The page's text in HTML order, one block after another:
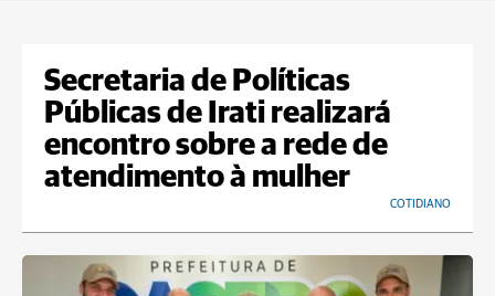
Secretaria de Políticas
Públicas de Irati realizará
encontro sobre a rede de
atendimento à mulher
COTIDIANO